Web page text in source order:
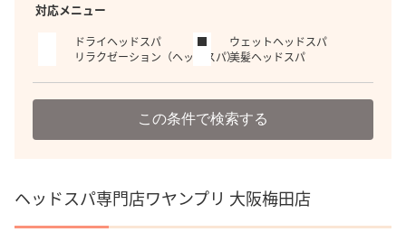
対応メニュー
ドライヘッドスパ
ウェットヘッドスパ
リラクゼーション（ヘッドスパ）美髪ヘッドスパ
この条件で検索する
ヘッドスパ専門店ワヤンプリ 大阪梅田店